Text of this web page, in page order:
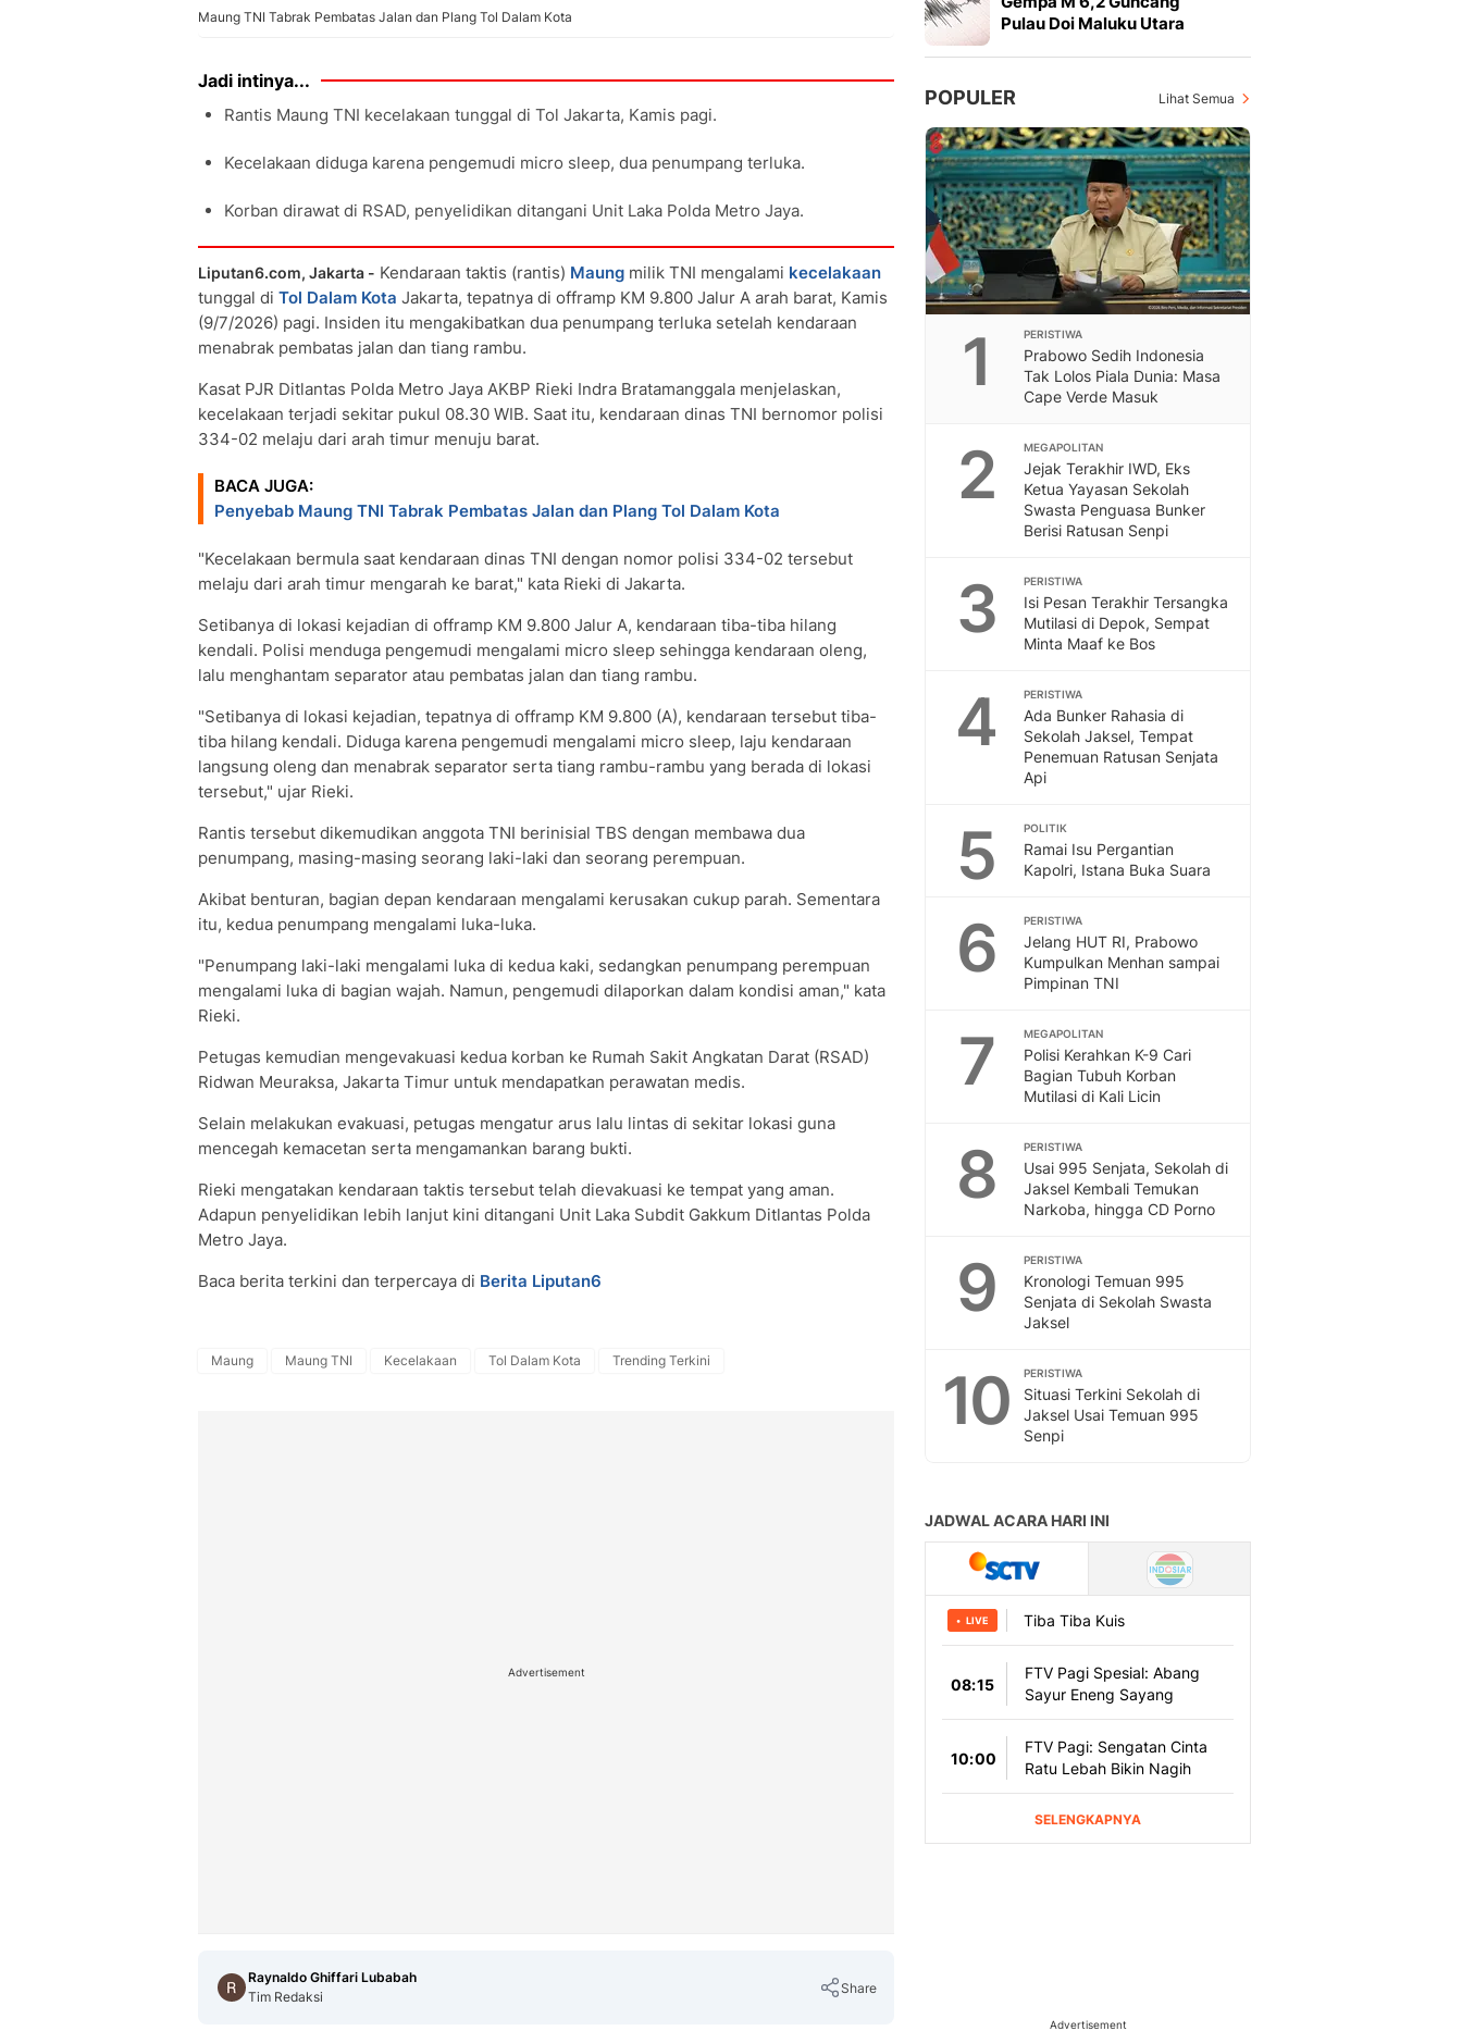
Maung TNI Tabrak Pembatas Jalan dan Plang Tol Dalam Kota
Jadi intinya...
Rantis Maung TNI kecelakaan tunggal di Tol Jakarta, Kamis pagi.
Kecelakaan diduga karena pengemudi micro sleep, dua penumpang terluka.
Korban dirawat di RSAD, penyelidikan ditangani Unit Laka Polda Metro Jaya.
Liputan6.com, Jakarta - Kendaraan taktis (rantis) Maung milik TNI mengalami kecelakaan
tunggal di Tol Dalam Kota Jakarta, tepatnya di offramp KM 9.800 Jalur A arah barat, Kamis
(9/7/2026) pagi. Insiden itu mengakibatkan dua penumpang terluka setelah kendaraan
menabrak pembatas jalan dan tiang rambu.
Kasat PJR Ditlantas Polda Metro Jaya AKBP Rieki Indra Bratamanggala menjelaskan,
kecelakaan terjadi sekitar pukul 08.30 WIB. Saat itu, kendaraan dinas TNI bernomor polisi
334-02 melaju dari arah timur menuju barat.
BACA JUGA:
Penyebab Maung TNI Tabrak Pembatas Jalan dan Plang Tol Dalam Kota
"Kecelakaan bermula saat kendaraan dinas TNI dengan nomor polisi 334-02 tersebut
melaju dari arah timur mengarah ke barat," kata Rieki di Jakarta.
Setibanya di lokasi kejadian di offramp KM 9.800 Jalur A, kendaraan tiba-tiba hilang
kendali. Polisi menduga pengemudi mengalami micro sleep sehingga kendaraan oleng,
lalu menghantam separator atau pembatas jalan dan tiang rambu.
"Setibanya di lokasi kejadian, tepatnya di offramp KM 9.800 (A), kendaraan tersebut tiba-
tiba hilang kendali. Diduga karena pengemudi mengalami micro sleep, laju kendaraan
langsung oleng dan menabrak separator serta tiang rambu-rambu yang berada di lokasi
tersebut," ujar Rieki.
Rantis tersebut dikemudikan anggota TNI berinisial TBS dengan membawa dua
penumpang, masing-masing seorang laki-laki dan seorang perempuan.
Akibat benturan, bagian depan kendaraan mengalami kerusakan cukup parah. Sementara
itu, kedua penumpang mengalami luka-luka.
"Penumpang laki-laki mengalami luka di kedua kaki, sedangkan penumpang perempuan
mengalami luka di bagian wajah. Namun, pengemudi dilaporkan dalam kondisi aman," kata
Rieki.
Petugas kemudian mengevakuasi kedua korban ke Rumah Sakit Angkatan Darat (RSAD)
Ridwan Meuraksa, Jakarta Timur untuk mendapatkan perawatan medis.
Selain melakukan evakuasi, petugas mengatur arus lalu lintas di sekitar lokasi guna
mencegah kemacetan serta mengamankan barang bukti.
Rieki mengatakan kendaraan taktis tersebut telah dievakuasi ke tempat yang aman.
Adapun penyelidikan lebih lanjut kini ditangani Unit Laka Subdit Gakkum Ditlantas Polda
Metro Jaya.
Baca berita terkini dan terpercaya di Berita Liputan6
Maung Maung TNI Kecelakaan Tol Dalam Kota Trending Terkini
Advertisement
Raynaldo Ghiffari Lubabah
Tim Redaksi
Share
Pulau Doi Maluku Utara
POPULER Lihat Semua
1 PERISTIWA
Prabowo Sedih Indonesia
Tak Lolos Piala Dunia: Masa
Cape Verde Masuk
2 MEGAPOLITAN
Jejak Terakhir IWD, Eks
Ketua Yayasan Sekolah
Swasta Penguasa Bunker
Berisi Ratusan Senpi
3 PERISTIWA
Isi Pesan Terakhir Tersangka
Mutilasi di Depok, Sempat
Minta Maaf ke Bos
4 PERISTIWA
Ada Bunker Rahasia di
Sekolah Jaksel, Tempat
Penemuan Ratusan Senjata
Api
5 POLITIK
Ramai Isu Pergantian
Kapolri, Istana Buka Suara
6 PERISTIWA
Jelang HUT RI, Prabowo
Kumpulkan Menhan sampai
Pimpinan TNI
7 MEGAPOLITAN
Polisi Kerahkan K-9 Cari
Bagian Tubuh Korban
Mutilasi di Kali Licin
8 PERISTIWA
Usai 995 Senjata, Sekolah di
Jaksel Kembali Temukan
Narkoba, hingga CD Porno
9 PERISTIWA
Kronologi Temuan 995
Senjata di Sekolah Swasta
Jaksel
10 PERISTIWA
Situasi Terkini Sekolah di
Jaksel Usai Temuan 995
Senpi
Advertisement